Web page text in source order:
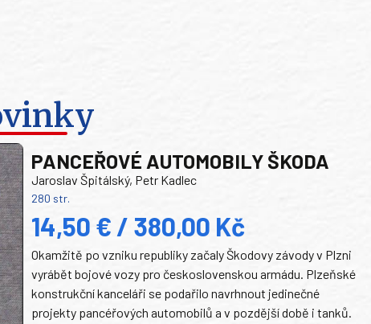
PANCEŘOVÉ AUTOMOBILY ŠKODA
Jaroslav Špitálský, Petr Kadlec
280 str.
14,50 € / 380,00 Kč
Okamžitě po vzniku republiky začaly Škodovy závody v Plzni
vyrábět bojové vozy pro československou armádu. Plzeňské
konstrukční kanceláři se podařilo navrhnout jedinečné
projekty pancéřových automobilů a v pozdější době i tanků.